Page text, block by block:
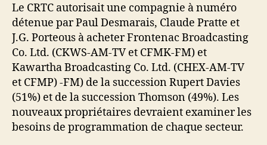
Le CRTC autorisait une compagnie à numéro
détenue par Paul Desmarais, Claude Pratte et
J.G. Porteous à acheter Frontenac Broadcasting
Co. Ltd. (CKWS-AM-TV et CFMK-FM) et
Kawartha Broadcasting Co. Ltd. (CHEX-AM-TV
et CFMP) -FM) de la succession Rupert Davies
(51%) et de la succession Thomson (49%). Les
nouveaux propriétaires devraient examiner les
besoins de programmation de chaque secteur.